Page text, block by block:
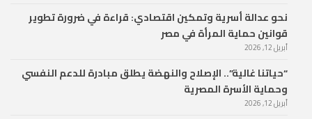
نحو عدالة أسرية وتمكين اقتصادي: قراءة في ضرورة تطوير
قوانين حماية المرأة في مصر
أبريل 12, 2026
“حياتنا غالية”.. الإصلاح والنهضة يطلق مبادرة للدعم النفسي
وحماية الأسرة المصرية
أبريل 12, 2026